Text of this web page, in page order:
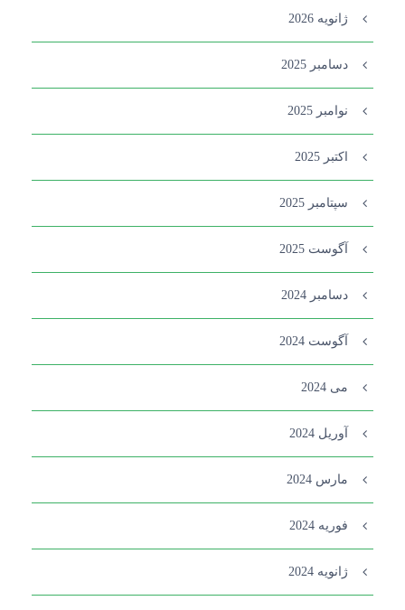
ژانویه 2026
دسامبر 2025
نوامبر 2025
اکتبر 2025
سپتامبر 2025
آگوست 2025
دسامبر 2024
آگوست 2024
می 2024
آوریل 2024
مارس 2024
فوریه 2024
ژانویه 2024